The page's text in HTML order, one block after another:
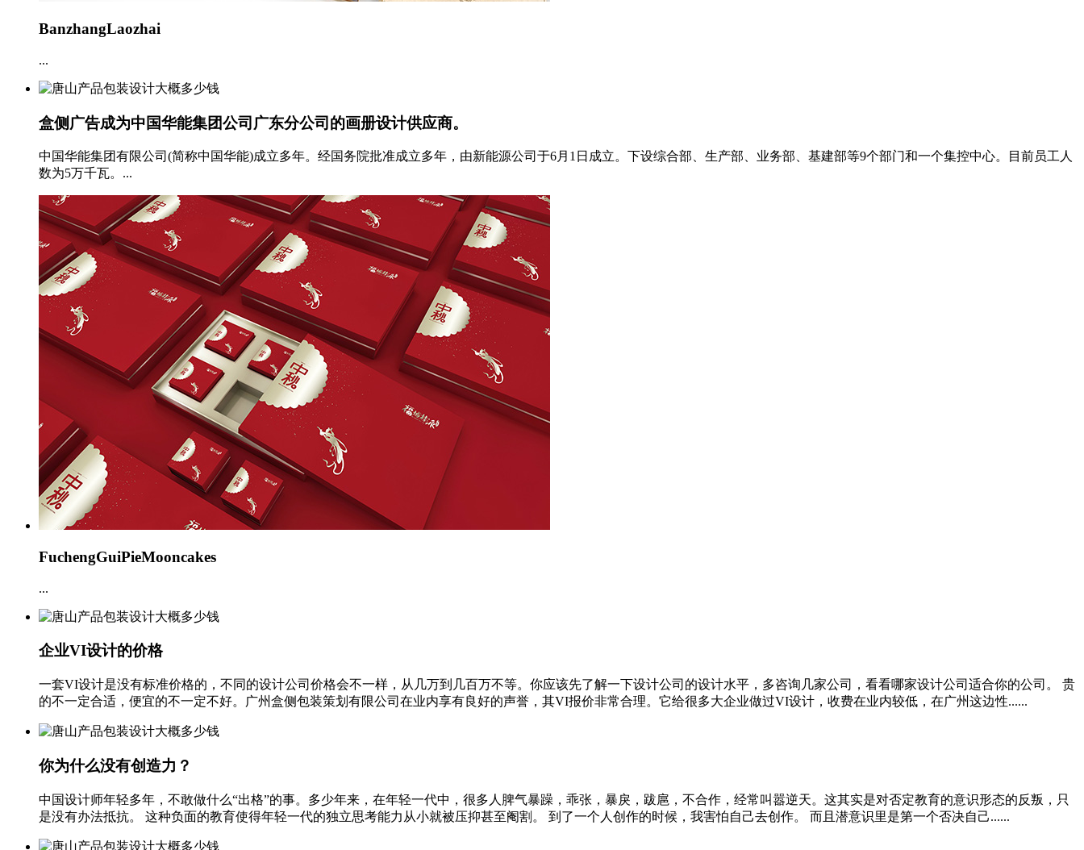
BanzhangLaozhai
...
盒侧广告成为中国华能集团公司广东分公司的画册设计供应商。
中国华能集团有限公司(简称中国华能)成立多年。经国务院批准成立多年，由新能源公司于6月1日成立。下设综合部、生产部、业务部、基建部等9个部门和一个集控中心。目前员工人
数为5万千瓦。...
FuchengGuiPieMooncakes
...
企业VI设计的价格
一套VI设计是没有标准价格的，不同的设计公司价格会不一样，从几万到几百万不等。你应该先了解一下设计公司的设计水平，多咨询几家公司，看看哪家设计公司适合你的公司。 贵
的不一定合适，便宜的不一定不好。广州盒侧包装策划有限公司在业内享有良好的声誉，其VI报价非常合理。它给很多大企业做过VI设计，收费在业内较低，在广州这边性......
你为什么没有创造力？
中国设计师年轻多年，不敢做什么“出格”的事。多少年来，在年轻一代中，很多人脾气暴躁，乖张，暴戾，跋扈，不合作，经常叫嚣逆天。这其实是对否定教育的意识形态的反叛，只
是没有办法抵抗。 这种负面的教育使得年轻一代的独立思考能力从小就被压抑甚至阉割。 到了一个人创作的时候，我害怕自己去创作。 而且潜意识里是第一个否决自己......